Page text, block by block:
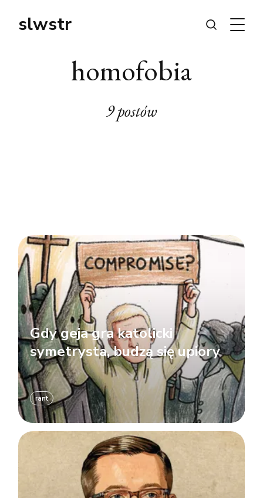
slwstr
homofobia
9 postów
Gdy geja gra katolicki
symetrysta, budzą się upiory
rant